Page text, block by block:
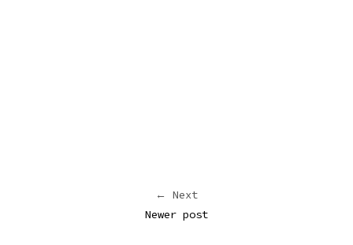
← Next
Newer post